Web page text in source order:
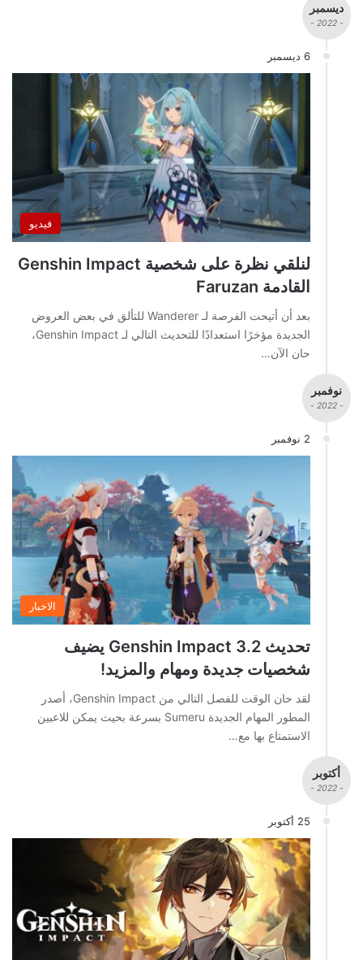
ديسمبر
- 2022 -
6 ديسمبر
فيديو
لنلقي نظرة على شخصية Genshin Impact
القادمة Faruzan
بعد أن أتيحت الفرصة لـ Wanderer للتألق في بعض العروض
الجديدة مؤخرًا استعدادًا للتحديث التالي لـ Genshin Impact،
حان الآن…
نوفمبر
- 2022 -
2 نوفمبر
الاخبار
تحديث Genshin Impact 3.2 يضيف
شخصيات جديدة ومهام والمزيد!
لقد حان الوقت للفصل التالي من Genshin Impact، أصدر
المطور المهام الجديدة Sumeru بسرعة بحيث يمكن للاعبين
الاستمتاع بها مع…
أكتوبر
- 2022 -
25 أكتوبر